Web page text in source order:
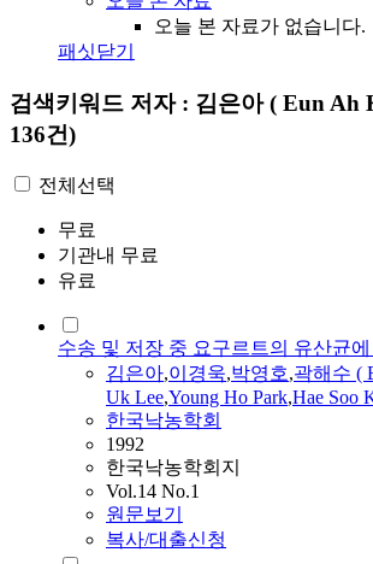
오늘 본 자료가 없습니다.
패싯닫기
검색키워드 저자 : 김은아 ( Eun Ah
136건)
전체선택
무료
기관내 무료
유료
수송 및 저장 중 요구르트의 유산균
김은아,이경욱,박영호,곽해수 (
Uk Lee,Young Ho Park,Hae Soo
한국낙농학회
1992
한국낙농학회지
Vol.14 No.1
원문보기
복사/대출신청